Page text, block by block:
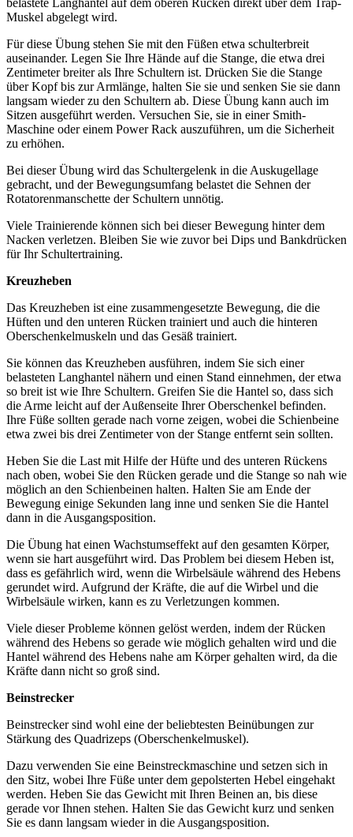
Muskel abgelegt wird.
Für diese Übung stehen Sie mit den Füßen etwa schulterbreit
auseinander. Legen Sie Ihre Hände auf die Stange, die etwa drei
Zentimeter breiter als Ihre Schultern ist. Drücken Sie die Stange
über Kopf bis zur Armlänge, halten Sie sie und senken Sie sie dann
langsam wieder zu den Schultern ab. Diese Übung kann auch im
Sitzen ausgeführt werden. Versuchen Sie, sie in einer Smith-
Maschine oder einem Power Rack auszuführen, um die Sicherheit
zu erhöhen.
Bei dieser Übung wird das Schultergelenk in die Auskugellage
gebracht, und der Bewegungsumfang belastet die Sehnen der
Rotatorenmanschette der Schultern unnötig.
Viele Trainierende können sich bei dieser Bewegung hinter dem
Nacken verletzen. Bleiben Sie wie zuvor bei Dips und Bankdrücken
für Ihr Schultertraining.
Kreuzheben
Das Kreuzheben ist eine zusammengesetzte Bewegung, die die
Hüften und den unteren Rücken trainiert und auch die hinteren
Oberschenkelmuskeln und das Gesäß trainiert.
Sie können das Kreuzheben ausführen, indem Sie sich einer
belasteten Langhantel nähern und einen Stand einnehmen, der etwa
so breit ist wie Ihre Schultern. Greifen Sie die Hantel so, dass sich
die Arme leicht auf der Außenseite Ihrer Oberschenkel befinden.
Ihre Füße sollten gerade nach vorne zeigen, wobei die Schienbeine
etwa zwei bis drei Zentimeter von der Stange entfernt sein sollten.
Heben Sie die Last mit Hilfe der Hüfte und des unteren Rückens
nach oben, wobei Sie den Rücken gerade und die Stange so nah wie
möglich an den Schienbeinen halten. Halten Sie am Ende der
Bewegung einige Sekunden lang inne und senken Sie die Hantel
dann in die Ausgangsposition.
Die Übung hat einen Wachstumseffekt auf den gesamten Körper,
wenn sie hart ausgeführt wird. Das Problem bei diesem Heben ist,
dass es gefährlich wird, wenn die Wirbelsäule während des Hebens
gerundet wird. Aufgrund der Kräfte, die auf die Wirbel und die
Wirbelsäule wirken, kann es zu Verletzungen kommen.
Viele dieser Probleme können gelöst werden, indem der Rücken
während des Hebens so gerade wie möglich gehalten wird und die
Hantel während des Hebens nahe am Körper gehalten wird, da die
Kräfte dann nicht so groß sind.
Beinstrecker
Beinstrecker sind wohl eine der beliebtesten Beinübungen zur
Stärkung des Quadrizeps (Oberschenkelmuskel).
Dazu verwenden Sie eine Beinstreckmaschine und setzen sich in
den Sitz, wobei Ihre Füße unter dem gepolsterten Hebel eingehakt
werden. Heben Sie das Gewicht mit Ihren Beinen an, bis diese
gerade vor Ihnen stehen. Halten Sie das Gewicht kurz und senken
Sie es dann langsam wieder in die Ausgangsposition.